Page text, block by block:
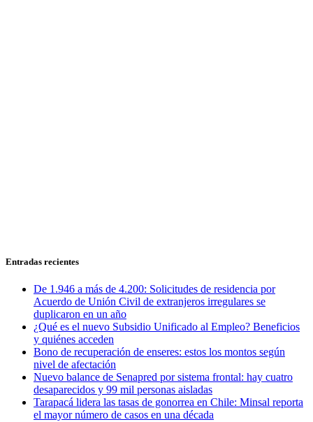
Entradas recientes
De 1.946 a más de 4.200: Solicitudes de residencia por
Acuerdo de Unión Civil de extranjeros irregulares se
duplicaron en un año
¿Qué es el nuevo Subsidio Unificado al Empleo? Beneficios
y quiénes acceden
Bono de recuperación de enseres: estos los montos según
nivel de afectación
Nuevo balance de Senapred por sistema frontal: hay cuatro
desaparecidos y 99 mil personas aisladas
Tarapacá lidera las tasas de gonorrea en Chile: Minsal reporta
el mayor número de casos en una década